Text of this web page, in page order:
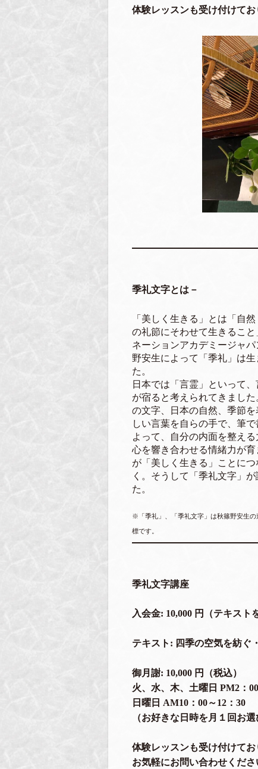
体験レッスンも受け付けて
季礼文字とは－
「美しく生きる」とは「自
の礼節にそわせて生きること
ネーションアカデミージャパ
野安生によって「季礼」は生
た。
日本では「言霊」といって
が宿ると考えられてきました
の文字、日本の自然、季節を
しい言葉を自らの手で、筆で
よって、自分の内面を整える
心を響き合わせる情緒力が
が「美しく生きる」ことにつ
く。そうして「季礼文字」
た。
※「季礼」、「季礼文字」は秋篠野安生の
標です。
季礼文字講座
入会金: 10,000 円（テキスト
テキスト: 四季の空気を紡ぐ
御月謝: 10,000 円（税込）
火、水、木、土曜日 PM2：
日曜日 AM10：00～12：30
（お好きな日時を月１回お選
体験レッスンも受け付けてお
お気軽にお問い合わせくださ